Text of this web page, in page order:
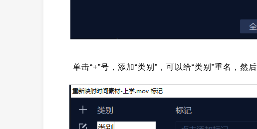
单击“+”号，添加“类别”，可以给“类别”重名，然